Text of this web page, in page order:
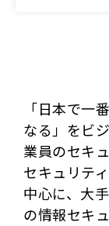
「日本で一
なる」をビ
業員のセキ
セキュリテ
中心に、大
の情報セキ